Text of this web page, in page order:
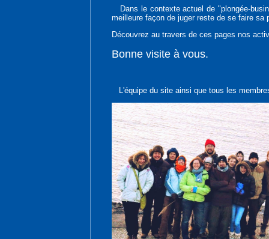
Dans le contexte actuel de "plongée-
meilleure façon de juger reste de se faire
Découvrez au travers de ces pages nos
Bonne visite à vous.
L'équipe du site ainsi que tous les